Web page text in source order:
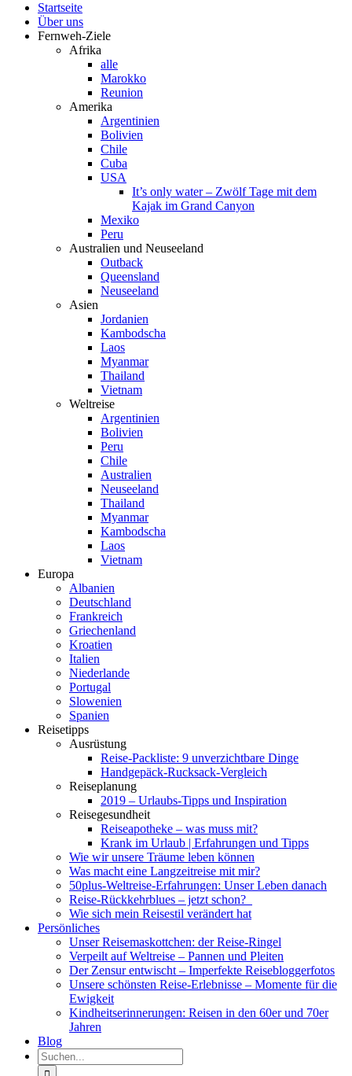
Startseite
Über uns
Fernweh-Ziele
Afrika
alle
Marokko
Reunion
Amerika
Argentinien
Bolivien
Chile
Cuba
USA
It’s only water – Zwölf Tage mit dem
Kajak im Grand Canyon
Mexiko
Peru
Australien und Neuseeland
Outback
Queensland
Neuseeland
Asien
Jordanien
Kambodscha
Laos
Myanmar
Thailand
Vietnam
Weltreise
Argentinien
Bolivien
Peru
Chile
Australien
Neuseeland
Thailand
Myanmar
Kambodscha
Laos
Vietnam
Europa
Albanien
Deutschland
Frankreich
Griechenland
Kroatien
Italien
Niederlande
Portugal
Slowenien
Spanien
Reisetipps
Ausrüstung
Reise-Packliste: 9 unverzichtbare Dinge
Handgepäck-Rucksack-Vergleich
Reiseplanung
2019 – Urlaubs-Tipps und Inspiration
Reisegesundheit
Reiseapotheke – was muss mit?
Krank im Urlaub | Erfahrungen und Tipps
Wie wir unsere Träume leben können
Was macht eine Langzeitreise mit mir?
50plus-Weltreise-Erfahrungen: Unser Leben danach
Reise-Rückkehrblues – jetzt schon?
Wie sich mein Reisestil verändert hat
Persönliches
Unser Reisemaskottchen: der Reise-Ringel
Verpeilt auf Weltreise – Pannen und Pleiten
Der Zensur entwischt – Imperfekte Reisebloggerfotos
Unsere schönsten Reise-Erlebnisse – Momente für die
Ewigkeit
Kindheitserinnerungen: Reisen in den 60er und 70er
Jahren
Blog
Suche
nach: